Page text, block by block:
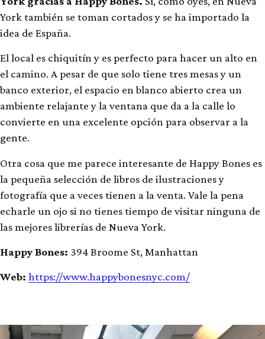
York también se toman cortados y se ha importado la
idea de España.
El local es chiquitín y es perfecto para hacer un alto en
el camino. A pesar de que solo tiene tres mesas y un
banco exterior, el espacio en blanco abierto crea un
ambiente relajante y la ventana que da a la calle lo
convierte en una excelente opción para observar a la
gente.
Otra cosa que me parece interesante de Happy Bones es
la pequeña selección de libros de ilustraciones y
fotografía que a veces tienen a la venta. Vale la pena
echarle un ojo si no tienes tiempo de visitar ninguna de
las mejores librerías de Nueva York.
Happy Bones: 394 Broome St, Manhattan
Web: https://www.happybonesnyc.com/